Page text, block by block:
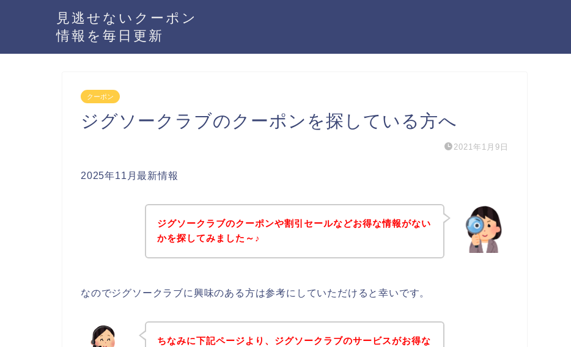
見逃せないクーポン
情報を毎日更新
クーポン
ジグソークラブのクーポンを探している方へ
2021年1月9日
2025年11月最新情報
ジグソークラブのクーポンや割引セールなどお得な情報がない
かを探してみました～♪
なのでジグソークラブに興味のある方は参考にしていただけると幸いです。
ちなみに下記ページより、ジグソークラブのサービスがお得な